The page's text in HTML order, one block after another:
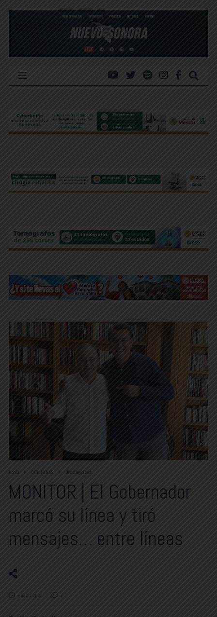
Home COLUMNAS Uncategorized
MONITOR | El Gobernador
marcó su línea y tiró
mensajes… entre líneas
junio 20, 2025 0